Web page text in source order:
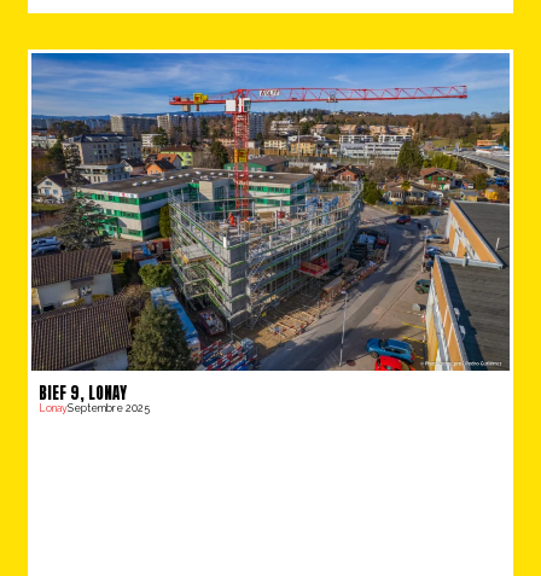
BIEF 9, LONAY
LonaySeptembre 2025